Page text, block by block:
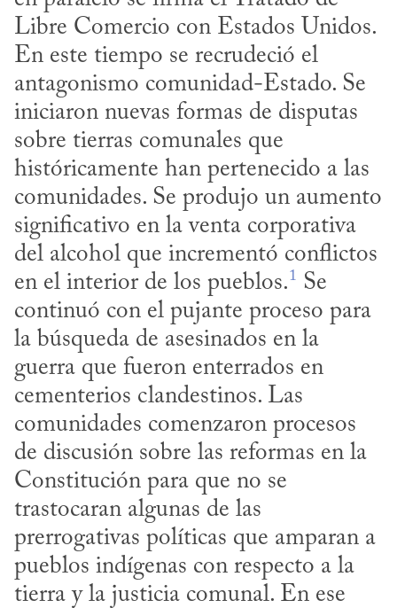
Libre Comercio con Estados Unidos.
En este tiempo se recrudeció el
antagonismo comunidad-Estado. Se
iniciaron nuevas formas de disputas
sobre tierras comunales que
históricamente han pertenecido a las
comunidades. Se produjo un aumento
significativo en la venta corporativa
del alcohol que incrementó conflictos
en el interior de los pueblos.1 Se
continuó con el pujante proceso para
la búsqueda de asesinados en la
guerra que fueron enterrados en
cementerios clandestinos. Las
comunidades comenzaron procesos
de discusión sobre las reformas en la
Constitución para que no se
trastocaran algunas de las
prerrogativas políticas que amparan a
pueblos indígenas con respecto a la
tierra y la justicia comunal. En ese